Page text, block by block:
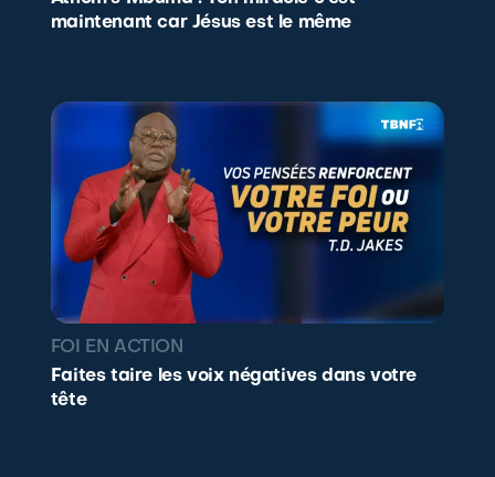
maintenant car Jésus est le même
FOI EN ACTION
Faites taire les voix négatives dans votre
tête